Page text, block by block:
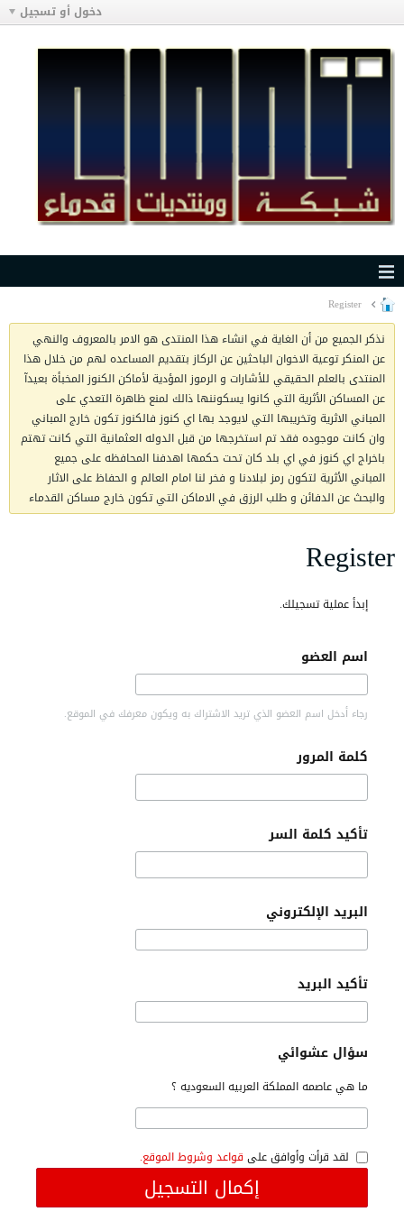
دخول أو تسجيل
نذكر الجميع من أن الغاية في انشاء هذا المنتدى هو الامر بالمعروف والنهي
عن المنكر توعية الاخوان الباحثين عن الركاز بتقديم المساعده لهم من خلال هذا
المنتدى بالعلم الحقيقي للأشارات و الرموز المؤدية لأماكن الكنوز المخبأة بعيدآ
عن المساكن الأثرية التي كانوا يسكوننها ذالك لمنع ظاهرة التعدي على
المباني الاثرية وتخريبها التي لايوجد بها اي كنوز فالكنوز تكون خارج المباني
وان كانت موجوده فقد تم استخرجها من قبل الدوله العثمانية التي كانت تهتم
باخراج اي كنوز في اي بلد كان تحت حكمها اهدفنا المحافظه على جميع
المباني الأثرية لتكون رمز لبلادنا و فخر لنا امام العالم و الحفاظ على الاثار
والبحث عن الدفائن و طلب الرزق في الاماكن التي تكون خارج مساكن القدماء
Register
إبدأ عملية تسجيلك.
اسم العضو
رجاء أدخل اسم العضو الذي تريد الاشتراك به ويكون معرفك في الموقع.
كلمة المرور
تأكيد كلمة السر
البريد الإلكتروني
تأكيد البريد
سؤال عشوائي
ما هي عاصمه المملكة العربيه السعوديه ؟
لقد قرأت وأوافق على قواعد وشروط الموقع.
إكمال التسجيل